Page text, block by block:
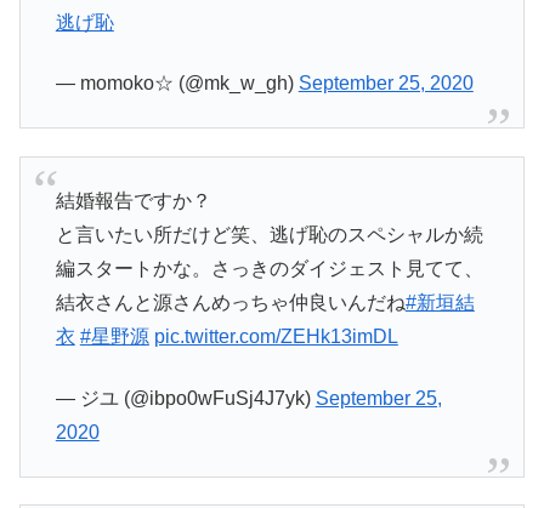
逃げ恥
— momoko☆ (@mk_w_gh) September 25, 2020
結婚報告ですか？
と言いたい所だけど笑、逃げ恥のスペシャルか続
編スタートかな。さっきのダイジェスト見てて、
結衣さんと源さんめっちゃ仲良いんだね#新垣結
衣 #星野源 pic.twitter.com/ZEHk13imDL
— ジユ (@ibpo0wFuSj4J7yk) September 25,
2020